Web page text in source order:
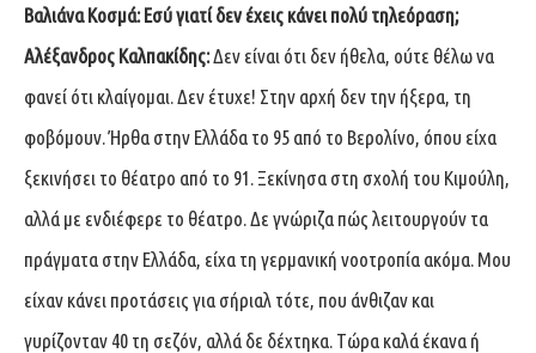
Βαλιάνα Κοσμά: Εσύ γιατί δεν έχεις κάνει πολύ τηλεόραση;
Αλέξανδρος Καλπακίδης:Δεν είναι ότι δεν ήθελα, ούτε θέλω να
φανεί ότι κλαίγομαι. Δεν έτυχε! Στην αρχή δεν την ήξερα, τη
φοβόμουν. Ήρθα στην Ελλάδα το 95 από το Βερολίνο, όπου είχα
ξεκινήσει το θέατρο από το 91. Ξεκίνησα στη σχολή του Κιμούλη,
αλλά με ενδιέφερε το θέατρο. Δε γνώριζα πώς λειτουργούν τα
πράγματα στην Ελλάδα, είχα τη γερμανική νοοτροπία ακόμα. Μου
είχαν κάνει προτάσεις για σήριαλ τότε, που άνθιζαν και
γυρίζονταν 40 τη σεζόν, αλλά δε δέχτηκα. Τώρα καλά έκανα ή